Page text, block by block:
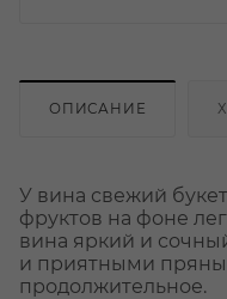
ОПИСАНИЕ
У вина свежий
фруктов на фоне
вина яркий и
и приятными
продолжительное.